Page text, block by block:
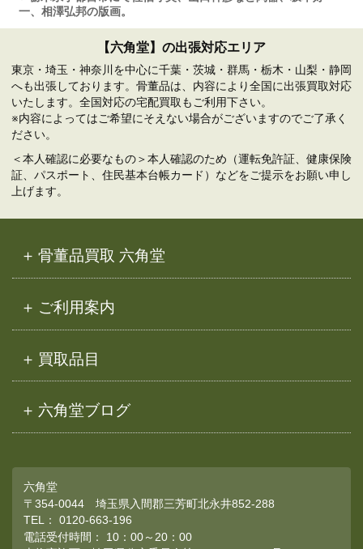
一、相澤弘邦の版画。
【六角堂】の出張対応エリア
東京・埼玉・神奈川を中心に千葉・茨城・群馬・栃木・山梨・静岡
へも出張しております。骨董品は、内容により全国に出張買取対応
いたします。全国対応の宅配買取もご利用下さい。
※内容によってはご希望にそえない場合がございますのでご了承く
ださい。
＜本人確認に必要なもの＞本人確認のため（運転免許証、健康保険
証、パスポート、住民基本台帳カード）などをご提示をお願い申し
上げます。
骨董品買取 六角堂
ご利用案内
買取品目
六角堂ブログ
六角堂
〒354-0044 埼玉県入間郡三芳町北永井852-288
TEL： 0120-663-196
電話受付時間： 10：00～20：00